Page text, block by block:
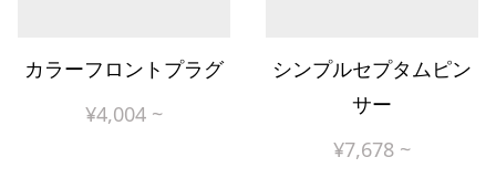
カラーフロントプラグ
¥4,004 ~
シンプルセプタムピン
サー
¥7,678 ~